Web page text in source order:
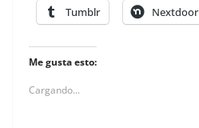
Tumblr Nextdoor
Me gusta esto:
Cargando...